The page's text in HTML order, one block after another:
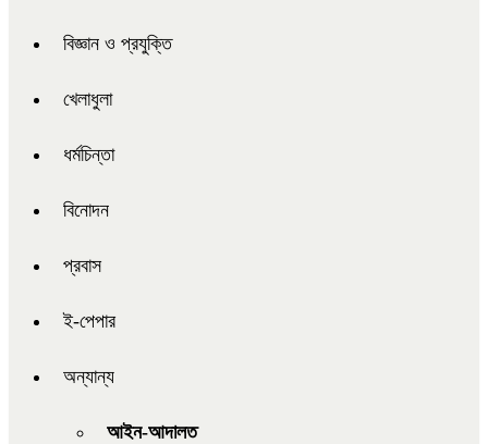
বিজ্ঞান ও প্রযুক্তি
খেলাধুলা
ধর্মচিন্তা
বিনোদন
প্রবাস
ই-পেপার
অন্যান্য
আইন-আদালত